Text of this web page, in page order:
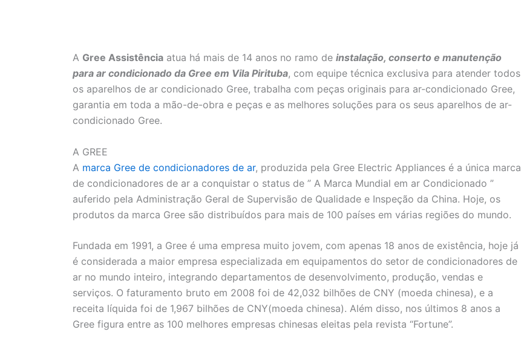
A Gree Assistência atua há mais de 14 anos no ramo de instalação, conserto e manutenção
para ar condicionado da Gree em Vila Pirituba, com equipe técnica exclusiva para atender todos
os aparelhos de ar condicionado Gree, trabalha com peças originais para ar-condicionado Gree,
garantia em toda a mão-de-obra e peças e as melhores soluções para os seus aparelhos de ar-
condicionado Gree.
A GREE
A marca Gree de condicionadores de ar, produzida pela Gree Electric Appliances é a única marca
de condicionadores de ar a conquistar o status de ” A Marca Mundial em ar Condicionado ”
auferido pela Administração Geral de Supervisão de Qualidade e Inspeção da China. Hoje, os
produtos da marca Gree são distribuídos para mais de 100 países em várias regiões do mundo.
Fundada em 1991, a Gree é uma empresa muito jovem, com apenas 18 anos de existência, hoje já
é considerada a maior empresa especializada em equipamentos do setor de condicionadores de
ar no mundo inteiro, integrando departamentos de desenvolvimento, produção, vendas e
serviços. O faturamento bruto em 2008 foi de 42,032 bilhões de CNY (moeda chinesa), e a
receita líquida foi de 1,967 bilhões de CNY(moeda chinesa). Além disso, nos últimos 8 anos a
Gree figura entre as 100 melhores empresas chinesas eleitas pela revista “Fortune”.